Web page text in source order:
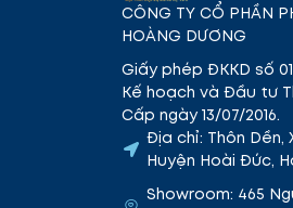
CÔNG TY CỔ PHẦN
HOÀNG DƯƠNG
Giấy phép ĐKKD số
Kế hoạch và Đầu tư
Cấp ngày 13/07/2016.
Địa chỉ: Thôn Dền,
Huyện Hoài Đức,
Showroom: 465